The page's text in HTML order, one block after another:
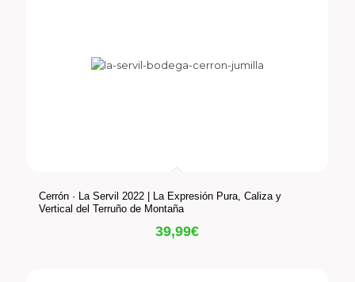
Cerrón · La Servil 2022 | La Expresión Pura, Caliza y
Vertical del Terruño de Montaña
39,99€